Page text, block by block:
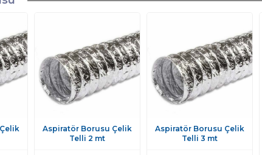
Aspiratör Borusu Çelik
Telli 2 mt
Aspiratör Borusu Çelik
Telli 3 mt